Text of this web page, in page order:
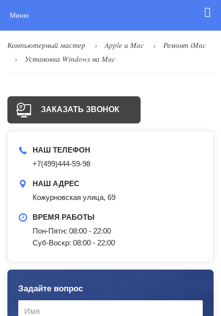
Меню
Компьютерный мастер Apple и Mac
Ремонт iMac
Установка Windows на Mac
ЗАКАЗАТЬ ЗВОНОК
НАШ ТЕЛЕФОН
+7(499)444-59-98
НАШ АДРЕС
Кожурновская улица, 69
ВРЕМЯ РАБОТЫ
Пон-Пятн: 08:00 - 22:00
Суб-Воскр: 08:00 - 22:00
Задайте вопрос